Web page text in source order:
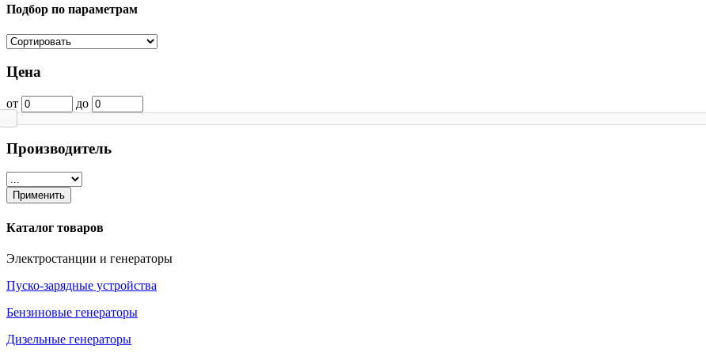
Подбор по параметрам
Цена
от до
Производитель
Применить
Каталог товаров
Электростанции и генераторы
Пуско-зарядные устройства
Бензиновые генераторы
Дизельные генераторы